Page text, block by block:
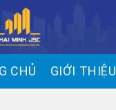
CHỦ GIỚI THIỆU